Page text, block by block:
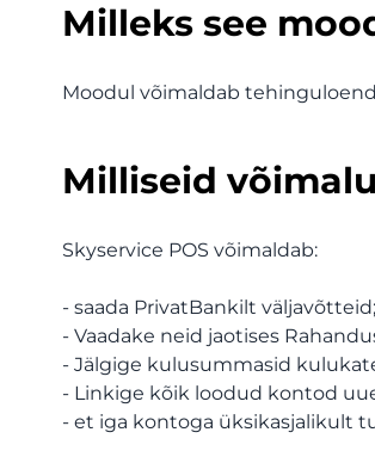
Milleks see
Moodul võimaldab
Milliseid
Skyservice POS võimaldab:
- saada PrivatBankilt väljavõtteid;
- Vaadake neid jaotises
- Jälgige kulusummasid
- Linkige kõik loodud kontod
- et iga kontoga üksikasjalikult